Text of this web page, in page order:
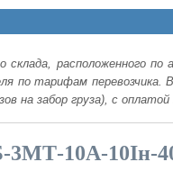
расположенного по
по тарифам
на забор груза), с
10А-10Iн-